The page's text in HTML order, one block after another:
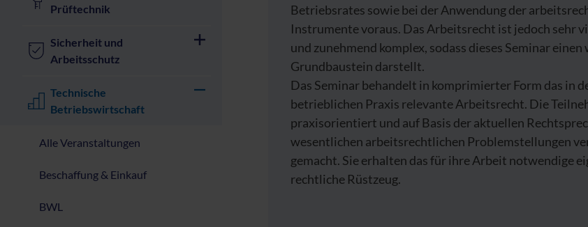
Prüftechnik
Sicherheit und
Arbeitsschutz
Technische
Betriebswirtschaft
Alle Veranstaltungen
Beschaffung & Einkauf
BWL
Betriebsrates sowie bei der Anwendung der
Instrumente voraus. Das Arbeitsrecht ist jedoch sehr
und zunehmend komplex, sodass dieses Seminar
Grundbaustein darstellt.
Das Seminar behandelt in komprimierter Form das in
betrieblichen Praxis relevante Arbeitsrecht. Die
praxisorientiert und auf Basis der aktuellen
wesentlichen arbeitsrechtlichen Problemstellungen
gemacht. Sie erhalten das für ihre Arbeit notwendige
rechtliche Rüstzeug.